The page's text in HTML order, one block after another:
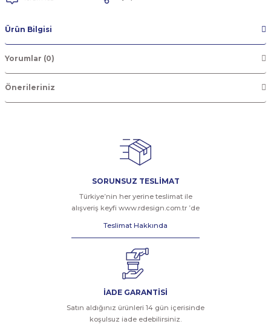
Ürün Bilgisi
Yorumlar (0)
Önerileriniz
SORUNSUZ TESLİMAT
Türkiye’nin her yerine teslimat ile
alışveriş keyfi www.rdesign.com.tr ’de
Teslimat Hakkında
İADE GARANTİSİ
Satın aldığınız ürünleri 14 gün içerisinde
koşulsuz iade edebilirsiniz.